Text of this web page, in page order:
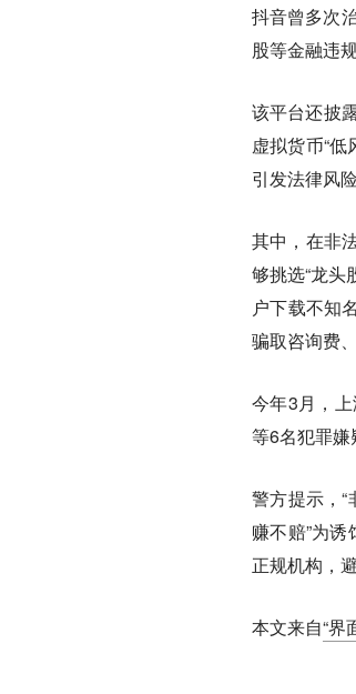
抖音曾多次
股等金融违
该平台还披
虚拟货币“低
引发法律风险
其中，在非
够挑选“龙头
户下载不知
骗取咨询费
今年3月，
等6名犯罪嫌
警方提示，“
赚不赔”为
正规机构，
本文来自“界